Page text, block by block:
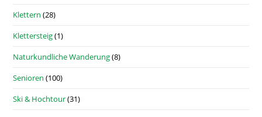
Klettern (28)
Klettersteig(1)
Naturkundliche Wanderung(8)
Senioren (100)
Ski & Hochtour(31)